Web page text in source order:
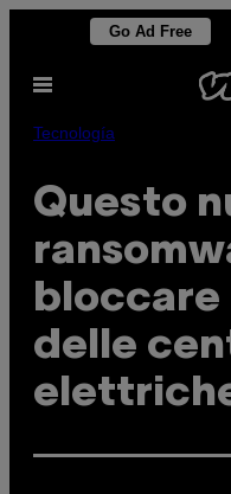
contenuto
Go Ad Free
Apri
Tecnología
Questo
delle